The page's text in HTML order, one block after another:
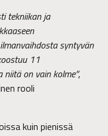
tekniikan ja
syntyvän
11
niitä on vain kolme”,
rooli
kuin pienissä